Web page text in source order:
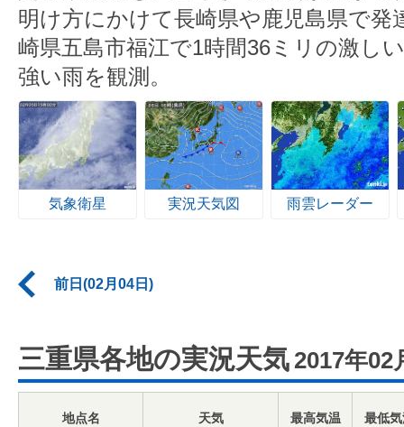
明け方にかけて長崎県や鹿児島県で
崎県五島市福江で1時間36ミリの激し
強い雨を観測。
気象衛星 実況天気図 雨雲レーダー
前日(02月04日)
三重県各地の実況天気 2017年02
地点名 天気 最高気温 最低